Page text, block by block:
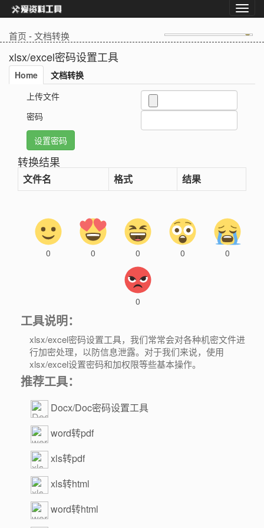
首页 -文档转换
xlsx/excel密码设置工具
Home
文档转换
上传文件
密码
转换结果
文件名 格式 结果
0 0 0 0 0
0
工具说明：
xlsx/excel密码设置工具，我们常常会对各种机密文件进
行加密处理，以防信息泄露。对于我们来说，使用
xlsx/excel设置密码和加权限等些基本操作。
推荐工具：
Docx/Doc密码设置工具
word转pdf
xls转pdf
xls转html
word转html